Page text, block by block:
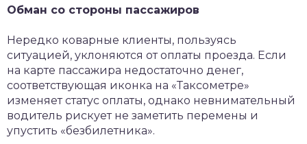
Обман со стороны пассажиров
Нередко коварные клиенты, пользуясь
ситуацией, уклоняются от оплаты проезда. Если
на карте пассажира недостаточно денег,
соответствующая иконка на «Таксометре»
изменяет статус оплаты, однако невнимательный
водитель рискует не заметить перемены и
упустить «безбилетника».